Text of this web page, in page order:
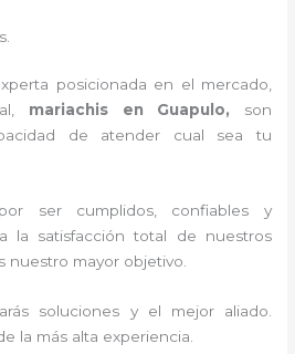
posicionada en el mercado,
mariachis en Guapulo, son
de atender cual sea tu
ser cumplidos, confiables y
la satisfacción total de nuestros
nuestro mayor objetivo.
soluciones y el mejor aliado.
la más alta experiencia.